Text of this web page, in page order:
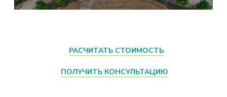
«Базис Агро» является одним
Ежегодно предприятие производит
длиной 4,5 м — этого достаточно для
закладки сада площадью более 3 000